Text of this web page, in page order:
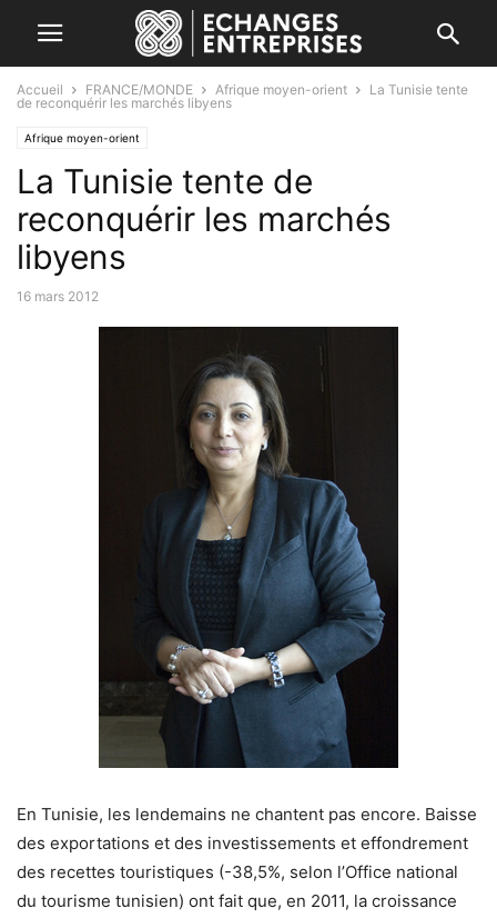
Accueil FRANCE/MONDE Afrique moyen-orient
La Tunisie tente
de reconquérir les marchés libyens
Afrique moyen-orient
La Tunisie tente de
reconquérir les marchés
libyens
16 mars 2012
En Tunisie, les lendemains ne chantent pas encore. Baisse
des exportations et des investissements et effondrement
des recettes touristiques (-38,5%, selon l’Office national
du tourisme tunisien) ont fait que, en 2011, la croissance